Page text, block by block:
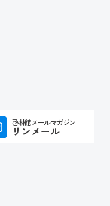
啓林館メールマガジン
リンメール